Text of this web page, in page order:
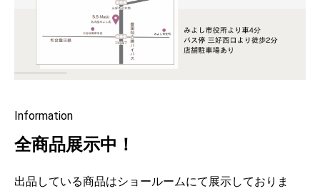
Information
全商品展示中！
出品している商品はショールームにて展示しておりま